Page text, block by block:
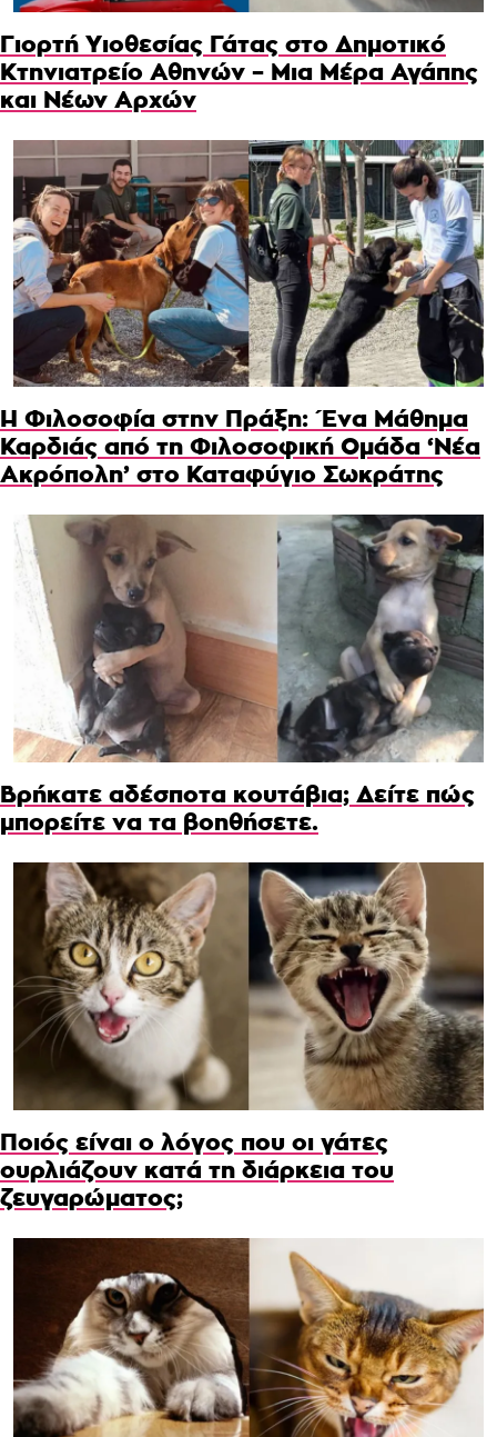
Γιορτή Υιοθεσίας Γάτας στο Δημοτικό
Κτηνιατρείο Αθηνών – Μια Μέρα Αγάπης
και Νέων Αρχών
Η Φιλοσοφία στην Πράξη: Ένα Μάθημα
Καρδιάς από τη Φιλοσοφική Ομάδα ‘Νέα
Ακρόπολη’ στο Καταφύγιο Σωκράτης
Βρήκατε αδέσποτα κουτάβια; Δείτε πώς
μπορείτε να τα βοηθήσετε.
Ποιός είναι ο λόγος που οι γάτες
ουρλιάζουν κατά τη διάρκεια του
ζευγαρώματος;